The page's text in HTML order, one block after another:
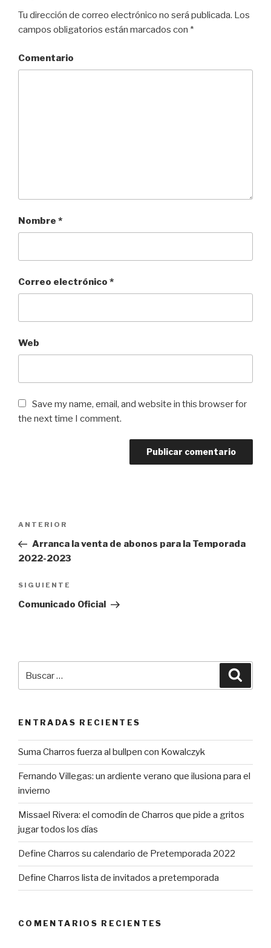
Tu dirección de correo electrónico no será publicada. Los
campos obligatorios están marcados con *
Comentario
Nombre *
Correo electrónico *
Web
Save my name, email, and website in this browser for
the next time I comment.
Navegación
entradas
Entrada
anterior:
ANTERIOR
Arranca la venta de abonos para la Temporada
2022-2023
Siguiente
entrada
SIGUIENTE
Comunicado Oficial
ENTRADAS RECIENTES
Suma Charros fuerza al bullpen con Kowalczyk
Fernando Villegas: un ardiente verano que ilusiona para el
invierno
Missael Rivera: el comodín de Charros que pide a gritos
jugar todos los días
Define Charros su calendario de Pretemporada 2022
Define Charros lista de invitados a pretemporada
COMENTARIOS RECIENTES